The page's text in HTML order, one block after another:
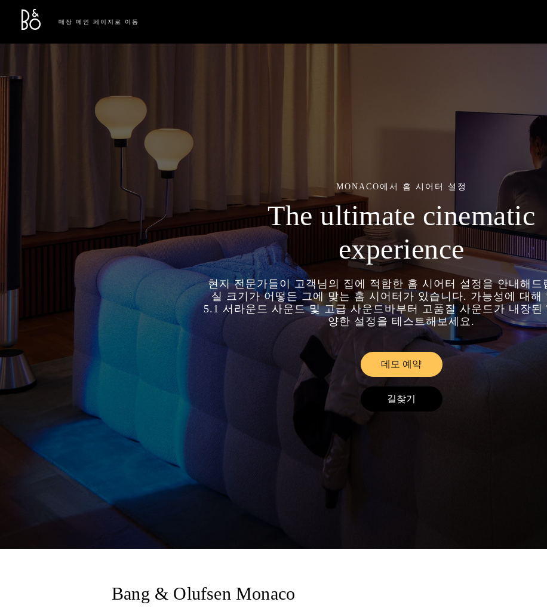
Bang & Olufsen - Exist to Create
매장 메인 페이지로 이동
MONACO에서 홈 시어터 설정
The ultimate cinematic
experience
현지 전문가들이 고객님의 집에 적합한 홈 시어터 설정을 안내해드
실 크기가 어떻든 그에 맞는 홈 시어터가 있습니다. 가능성에 대해
5.1 서라운드 사운드 및 고급 사운드바부터 고품질 사운드가 내장된
양한 설정을 테스트해보세요.
데모 예약Link Opens in New Tab
길찾기Link Opens in New Tab
Bang & Olufsen Monaco